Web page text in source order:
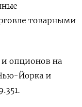
товарными
опционов на
Йорка ‌и